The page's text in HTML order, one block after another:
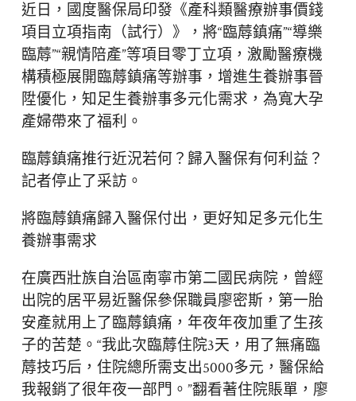
近日，國度醫保局印發《產科類醫療辦事價錢
項目立項指南（試行）》，將“臨蓐鎮痛”“導樂
臨蓐”“親情陪產”等項目零丁立項，激勵醫療機
構積極展開臨蓐鎮痛等辦事，增進生養辦事晉
陞優化，知足生養辦事多元化需求，為寬大孕
產婦帶來了福利。
臨蓐鎮痛推行近況若何？歸入醫保有何利益？
記者停止了采訪。
將臨蓐鎮痛歸入醫保付出，更好知足多元化生
養辦事需求
在廣西壯族自治區南寧市第二國民病院，曾經
出院的居平易近醫保參保職員廖密斯，第一胎
安產就用上了臨蓐鎮痛，年夜年夜加重了生孩
子的苦楚。“我此次臨蓐住院3天，用了無痛臨
蓐技巧后，住院總所需支出5000多元，醫保給
我報銷了很年夜一部門。”翻看著住院賬單，廖